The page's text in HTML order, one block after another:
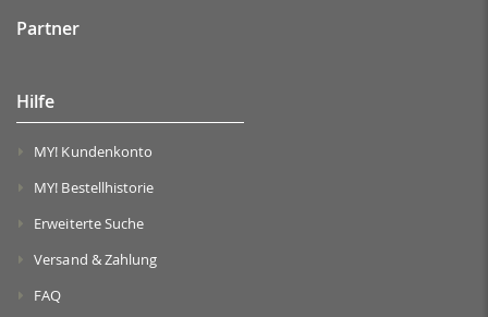
Partner
Hilfe
MY! Kundenkonto
MY! Bestellhistorie
Erweiterte Suche
Versand & Zahlung
FAQ